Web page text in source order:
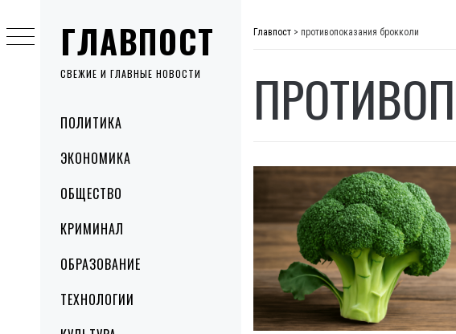
ГЛАВПОСТ
СВЕЖИЕ И ГЛАВНЫЕ НОВОСТИ
MenuПОЛИТИКА
ЭКОНОМИКА
ОБЩЕСТВО
КРИМИНАЛ
ОБРАЗОВАНИЕ
ТЕХНОЛОГИИ
to
content
Главпост > противопоказания брокколи